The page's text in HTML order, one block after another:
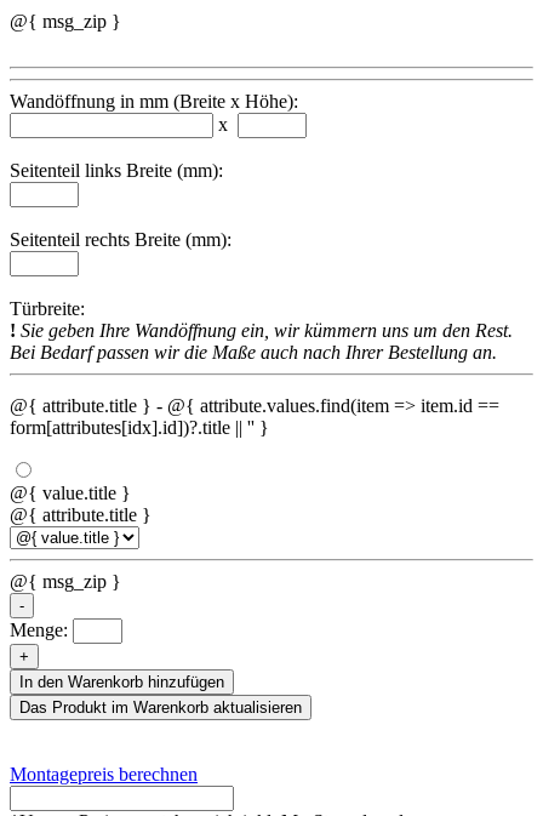
@{ msg_zip }
Wandöffnung in mm (Breite x Höhe):
x
Seitenteil links Breite (mm):
Seitenteil rechts Breite (mm):
Türbreite:
! Sie geben Ihre Wandöffnung ein, wir kümmern uns um den Rest.
Bei Bedarf passen wir die Maße auch nach Ihrer Bestellung an.
@{ attribute.title } - @{ attribute.values.find(item => item.id ==
form[attributes[idx].id])?.title || '' }
@{ value.title }
@{ attribute.title }
@{ msg_zip }
-
Menge:
+
In den Warenkorb hinzufügen
Das Produkt im Warenkorb aktualisieren
Montagepreis berechnen